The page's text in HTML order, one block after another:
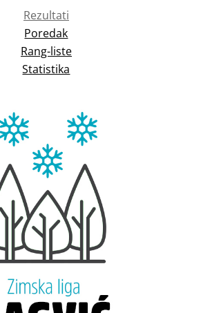
Rezultati
Poredak
Rang-liste
Statistika